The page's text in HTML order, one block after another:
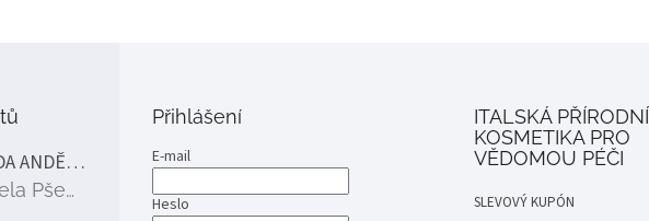
VELKÁ SADA ANDĚLÉ
je 5 z 5 hvězdiček.
Michaela Pšenčíková
Přihlášení
E-mail
Heslo
ITALSKÁ PŘÍRODNÍ
KOSMETIKA PRO
VĚDOMOU PÉČI
SLEVOVÝ KUPÓN